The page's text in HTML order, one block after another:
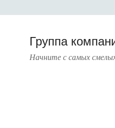
Группа
Начните с самых